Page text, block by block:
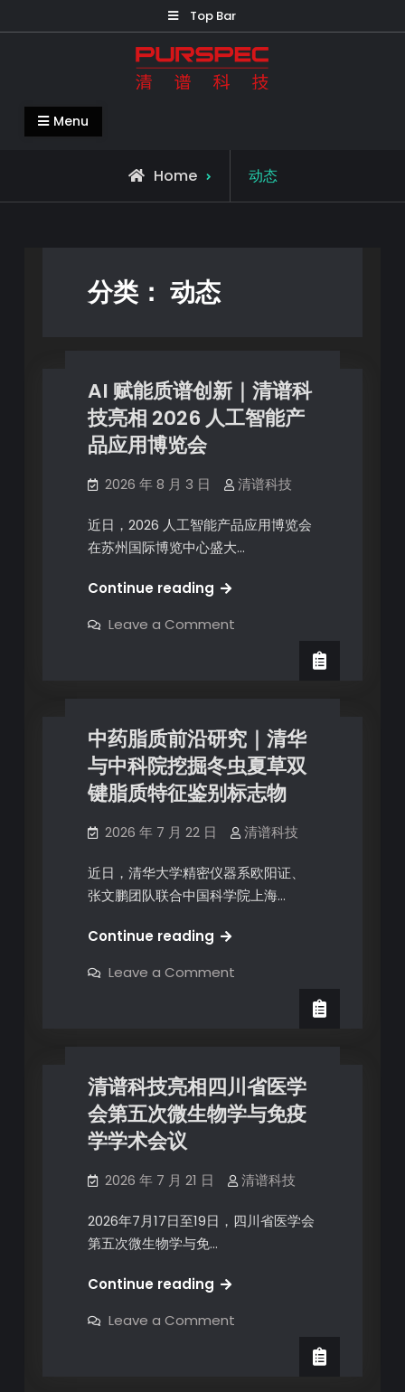
Top Bar
清谱科技中国官网-PURSPEC-让人类生
Menu
Home 动态
分类： 动态
AI 赋能质谱创新｜清谱科
技亮相 2026 人工智能产
品应用博览会
2026 年 8 月 3 日 清谱科技
近日，2026 人工智能产品应用博览会
在苏州国际博览中心盛大…
Continue reading
Leave a Comment
中药脂质前沿研究｜清华
与中科院挖掘冬虫夏草双
键脂质特征鉴别标志物
2026 年 7 月 22 日 清谱科技
近日，清华大学精密仪器系欧阳证、
张文鹏团队联合中国科学院上海…
Continue reading
Leave a Comment
清谱科技亮相四川省医学
会第五次微生物学与免疫
学学术会议
2026 年 7 月 21 日 清谱科技
2026年7月17日至19日，四川省医学会
第五次微生物学与免…
Continue reading
Leave a Comment